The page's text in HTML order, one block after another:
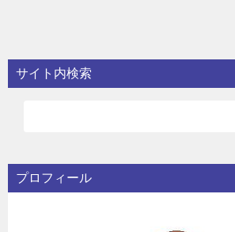
サイト内検索
プロフィール